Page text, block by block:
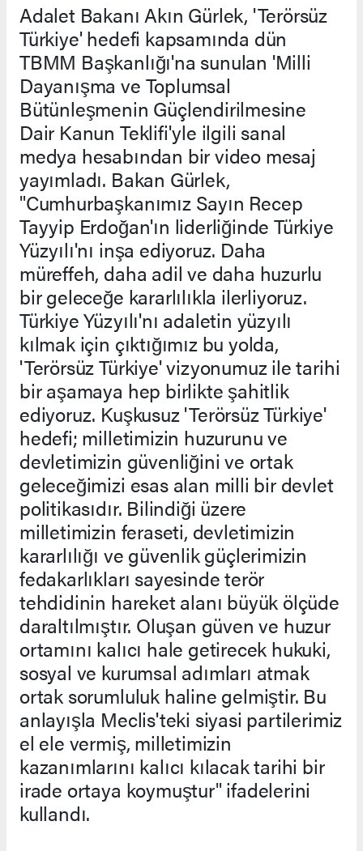
Adalet Bakanı Akın Gürlek, 'Terörsüz
Türkiye' hedefi kapsamında dün
TBMM Başkanlığı'na sunulan 'Milli
Dayanışma ve Toplumsal
Bütünleşmenin Güçlendirilmesine
Dair Kanun Teklifi'yle ilgili sanal
medya hesabından bir video mesaj
yayımladı. Bakan Gürlek,
"Cumhurbaşkanımız Sayın Recep
Tayyip Erdoğan'ın liderliğinde Türkiye
Yüzyılı'nı inşa ediyoruz. Daha
müreffeh, daha adil ve daha huzurlu
bir geleceğe kararlılıkla ilerliyoruz.
Türkiye Yüzyılı'nı adaletin yüzyılı
kılmak için çıktığımız bu yolda,
'Terörsüz Türkiye' vizyonumuz ile tarihi
bir aşamaya hep birlikte şahitlik
ediyoruz. Kuşkusuz 'Terörsüz Türkiye'
hedefi; milletimizin huzurunu ve
devletimizin güvenliğini ve ortak
geleceğimizi esas alan milli bir devlet
politikasıdır. Bilindiği üzere
milletimizin feraseti, devletimizin
kararlılığı ve güvenlik güçlerimizin
fedakarlıkları sayesinde terör
tehdidinin hareket alanı büyük ölçüde
daraltılmıştır. Oluşan güven ve huzur
ortamını kalıcı hale getirecek hukuki,
sosyal ve kurumsal adımları atmak
ortak sorumluluk haline gelmiştir. Bu
anlayışla Meclis'teki siyasi partilerimiz
el ele vermiş, milletimizin
kazanımlarını kalıcı kılacak tarihi bir
irade ortaya koymuştur" ifadelerini
kullandı.